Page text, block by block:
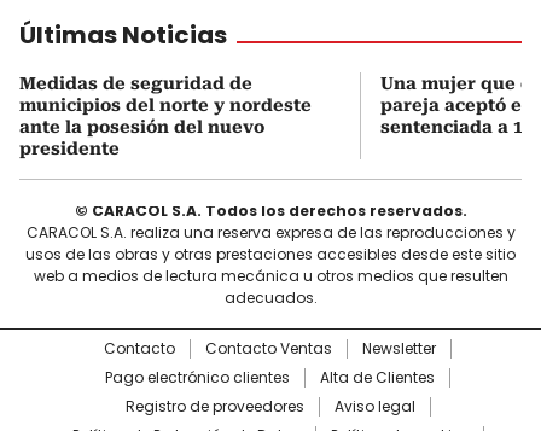
Últimas Noticias
Medidas de seguridad de
municipios del norte y nordeste
ante la posesión del nuevo
presidente
Una mujer que
pareja aceptó el
sentenciada a 18
© CARACOL S.A. Todos los derechos reservados.
CARACOL S.A. realiza una reserva expresa de las reproducciones y
usos de las obras y otras prestaciones accesibles desde este sitio
web a medios de lectura mecánica u otros medios que resulten
adecuados.
Contacto Contacto Ventas
Newsletter
Pago electrónico clientes
Alta de Clientes
Registro de proveedores
Aviso legal